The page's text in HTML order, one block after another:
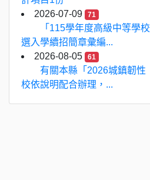
2026-07-09
71
「115學年度高級中等學
選入學續招簡章彙編...
2026-08-05
61
有關本縣「2026城鎮韌性
校依說明配合辦理，...